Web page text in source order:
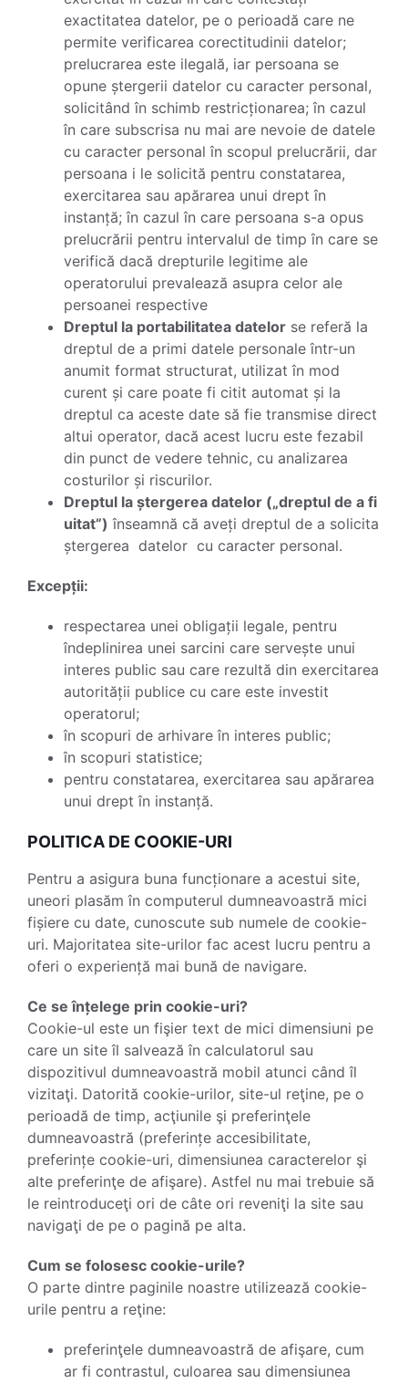
exactitatea datelor, pe o perioadă care ne
permite verificarea corectitudinii datelor;
prelucrarea este ilegală, iar persoana se
opune ștergerii datelor cu caracter personal,
solicitând în schimb restricționarea; în cazul
în care subscrisa nu mai are nevoie de datele
cu caracter personal în scopul prelucrării, dar
persoana i le solicită pentru constatarea,
exercitarea sau apărarea unui drept în
instanță; în cazul în care persoana s-a opus
prelucrării pentru intervalul de timp în care se
verifică dacă drepturile legitime ale
operatorului prevalează asupra celor ale
persoanei respective
Dreptul la portabilitatea datelor se referă la
dreptul de a primi datele personale într-un
anumit format structurat, utilizat în mod
curent și care poate fi citit automat și la
dreptul ca aceste date să fie transmise direct
altui operator, dacă acest lucru este fezabil
din punct de vedere tehnic, cu analizarea
costurilor și riscurilor.
Dreptul la ștergerea datelor („dreptul de a fi
uitat”) înseamnă că aveți dreptul de a solicita
ștergerea datelor cu caracter personal.
Excepții:
respectarea unei obligații legale, pentru
îndeplinirea unei sarcini care servește unui
interes public sau care rezultă din exercitarea
autorității publice cu care este investit
operatorul;
în scopuri de arhivare în interes public;
în scopuri statistice;
pentru constatarea, exercitarea sau apărarea
unui drept în instanță.
POLITICA DE COOKIE-URI
Pentru a asigura buna funcționare a acestui site,
uneori plasăm în computerul dumneavoastră mici
fișiere cu date, cunoscute sub numele de cookie-
uri. Majoritatea site-urilor fac acest lucru pentru a
oferi o experiență mai bună de navigare.
Ce se înțelege prin cookie-uri?
Cookie-ul este un fişier text de mici dimensiuni pe
care un site îl salvează în calculatorul sau
dispozitivul dumneavoastră mobil atunci când îl
vizitaţi. Datorită cookie-urilor, site-ul reţine, pe o
perioadă de timp, acţiunile şi preferinţele
dumneavoastră (preferințe accesibilitate,
preferințe cookie-uri, dimensiunea caracterelor şi
alte preferinţe de afişare). Astfel nu mai trebuie să
le reintroduceţi ori de câte ori reveniţi la site sau
navigaţi de pe o pagină pe alta.
Cum se folosesc cookie-urile?
O parte dintre paginile noastre utilizează cookie-
urile pentru a reţine:
preferinţele dumneavoastră de afişare, cum
ar fi contrastul, culoarea sau dimensiunea